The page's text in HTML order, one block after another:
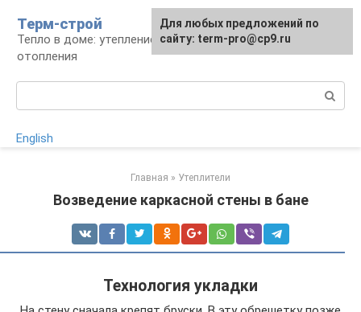
контенту
Терм-строй
Тепло в доме: утепление и устройство
отопления
English
Главная » Утеплители
Возведение каркасной стены в бане
Технология укладки
Для любых предложений по
сайту: term-pro@cp9.ru